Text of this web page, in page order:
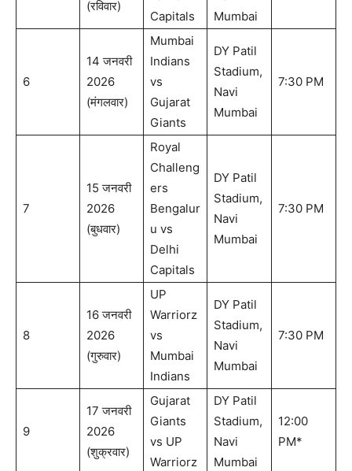
(रविवार)
Capitals
Mumbai
6
14 जनवरी
2026
(मंगलवार)
Mumbai
Indians
vs
Gujarat
Giants
DY Patil
Stadium,
Navi
Mumbai
7:30 PM
7
15 जनवरी
2026
(बुधवार)
Royal
Challeng
ers
Bengalur
u vs
Delhi
Capitals
DY Patil
Stadium,
Navi
Mumbai
7:30 PM
8
16 जनवरी
2026
(गुरुवार)
UP
Warriorz
vs
Mumbai
Indians
DY Patil
Stadium,
Navi
Mumbai
7:30 PM
9
17 जनवरी
2026
(शुक्रवार)
Gujarat
Giants
vs UP
Warriorz
DY Patil
Stadium,
Navi
Mumbai
12:00
PM*